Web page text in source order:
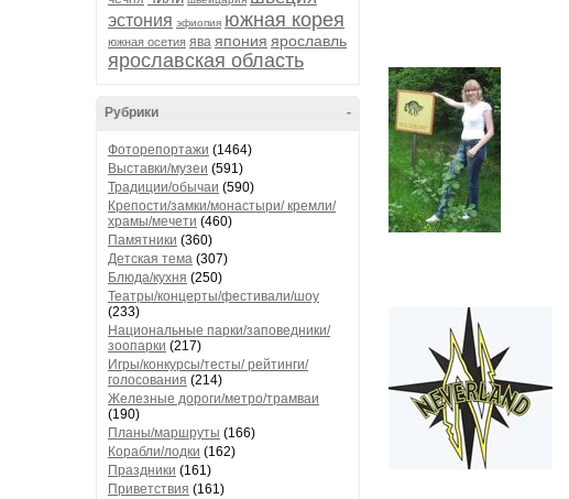
эстония эфиопия южная корея
южная осетия ява япония ярославль
ярославская область
-
Рубрики
Фоторепортажи (1464)
Выставки/музеи (591)
Традиции/обычаи (590)
Крепости/замки/монастыри/ кремли/
храмы/мечети (460)
Памятники (360)
Детская тема (307)
Блюда/кухня (250)
Театры/концерты/фестивали/шоу
(233)
Национальные парки/заповедники/
зоопарки (217)
Игры/конкурсы/тесты/ рейтинги/
голосования (214)
Железные дороги/метро/трамваи
(190)
Планы/маршруты (166)
Корабли/лодки (162)
Праздники (161)
Приветствия (161)